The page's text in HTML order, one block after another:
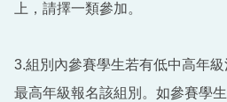
上，請擇一類參加。
3.組別內參賽學生若有低中高年
最高年級報名該組別。如參賽學